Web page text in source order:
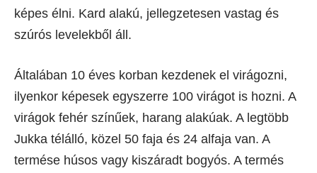
képes élni. Kard alakú, jellegzetesen vastag és
szúrós levelekből áll.
Általában 10 éves korban kezdenek el virágozni,
ilyenkor képesek egyszerre 100 virágot is hozni. A
virágok fehér színűek, harang alakúak. A legtöbb
Jukka télálló, közel 50 faja és 24 alfaja van. A
termése húsos vagy kiszáradt bogyós. A termés